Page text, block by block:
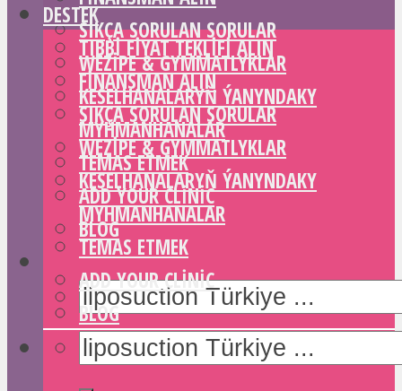
SIKÇA SORULAN SORULAR
WEZIPE & GYMMATLYKLAR
KESELHANALARYŇ ÝANYNDAKY
MYHMANHANALAR
TEMAS ETMEK
ADD YOUR CLINIC
BLOG
DESTEK
TIBBI FIYAT TEKLIFI ALIN
FINANSMAN ALIN
SIKÇA SORULAN SORULAR
WEZIPE & GYMMATLYKLAR
KESELHANALARYŇ ÝANYNDAKY
MYHMANHANALAR
TEMAS ETMEK
ADD YOUR CLINIC
BLOG